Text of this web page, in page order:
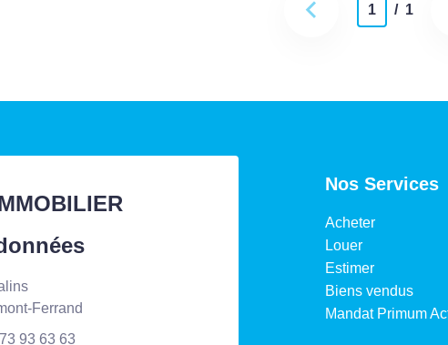
1 / 1
Ferrand
93 63 63
Nos Services
Acheter
Louer
Estimer
Biens vendus
Mandat Primum